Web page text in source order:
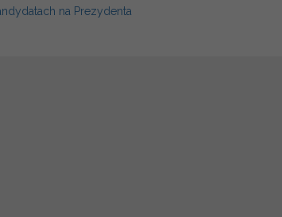
na Prezydenta